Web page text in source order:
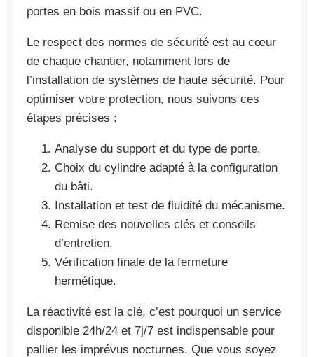
portes en bois massif ou en PVC.
Le respect des normes de sécurité est au cœur
de chaque chantier, notamment lors de
l’installation de systèmes de haute sécurité. Pour
optimiser votre protection, nous suivons ces
étapes précises :
Analyse du support et du type de porte.
Choix du cylindre adapté à la configuration
du bâti.
Installation et test de fluidité du mécanisme.
Remise des nouvelles clés et conseils
d’entretien.
Vérification finale de la fermeture
hermétique.
La réactivité est la clé, c’est pourquoi un service
disponible 24h/24 et 7j/7 est indispensable pour
pallier les imprévus nocturnes. Que vous soyez